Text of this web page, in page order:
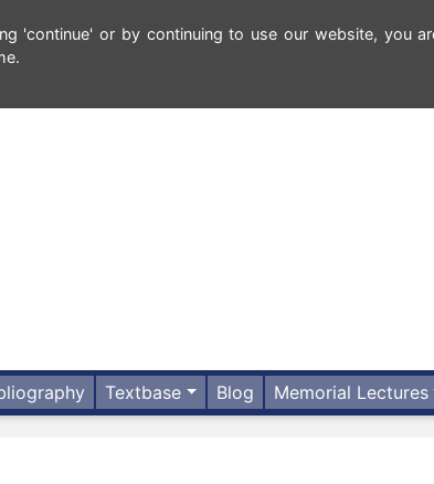
'continue' or by continuing to use our website, you
Textbase Blog Memorial Lectures